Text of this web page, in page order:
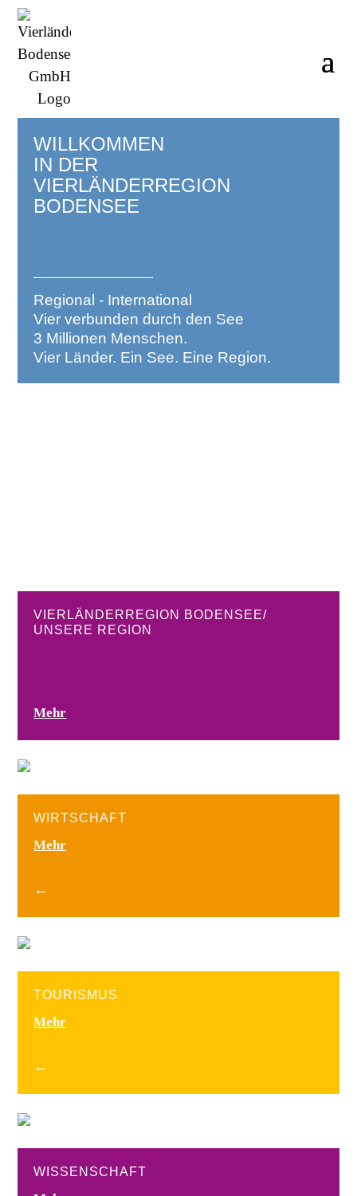
WILLKOMMEN
IN DER
VIERLÄNDER­REGION
BODENSEE
Regional - International
Vier verbunden durch den See
3 Millionen Menschen.
Vier Länder. Ein See. Eine Region.
VIERLÄNDERREGION BODENSEE/
UNSERE REGION
Mehr
WIRTSCHAFT
Mehr
←
TOURISMUS
Mehr
←
WISSENSCHAFT